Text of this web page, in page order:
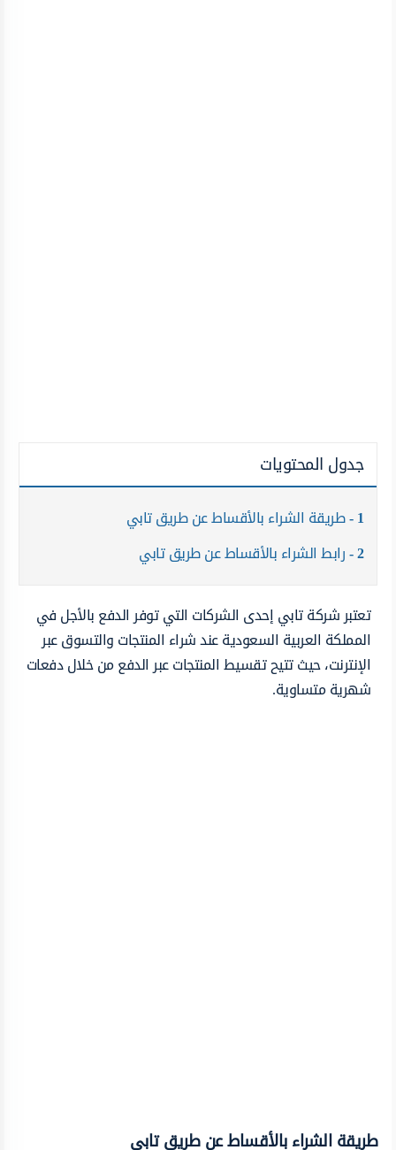
جدول المحتويات
1 طريقة الشراء بالأقساط عن طريق تابي
2 رابط الشراء بالأقساط عن طريق تابي
تعتبر شركة تابي إحدى الشركات التي توفر الدفع بالأجل في
المملكة العربية السعودية عند شراء المنتجات والتسوق عبر
الإنترنت، حيث تتيح تقسيط المنتجات عبر الدفع من خلال دفعات
شهرية متساوية.
طريقة الشراء بالأقساط عن طريق تابي